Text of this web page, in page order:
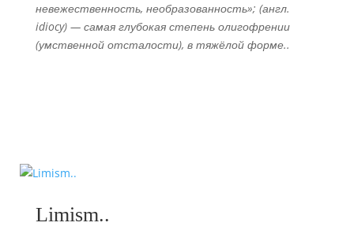
невежественность, необразованность»; (англ.
idiocy) — самая глубокая степень олигофрении
(умственной отсталости), в тяжёлой форме..
Limism..